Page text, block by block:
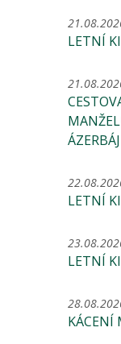
LETNÍ
LETNÍ
LETNÍ
KÁCENÍ